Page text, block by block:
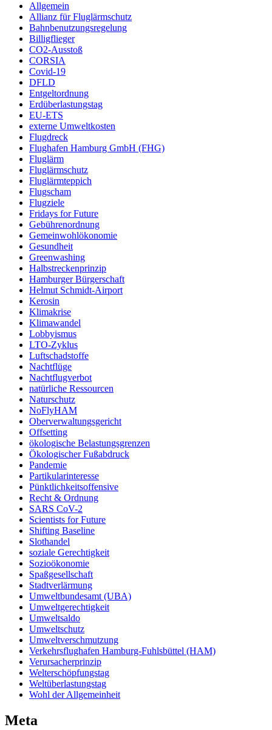
Allgemein
Allianz für Fluglärmschutz
Bahnbenutzungsregelung
Billigflieger
CO2-Ausstoß
CORSIA
Covid-19
DFLD
Entgeltordnung
Erdüberlastungstag
EU-ETS
externe Umweltkosten
Flugdreck
Flughafen Hamburg GmbH (FHG)
Fluglärm
Fluglärmschutz
Fluglärmteppich
Flugscham
Flugziele
Fridays for Future
Gebührenordnung
Gemeinwohlökonomie
Gesundheit
Greenwashing
Halbstreckenprinzip
Hamburger Bürgerschaft
Helmut Schmidt-Airport
Kerosin
Klimakrise
Klimawandel
Lobbyismus
LTO-Zyklus
Luftschadstoffe
Nachtflüge
Nachtflugverbot
natürliche Ressourcen
Naturschutz
NoFlyHAM
Oberverwaltungsgericht
Offsetting
ökologische Belastungsgrenzen
Ökologischer Fußabdruck
Pandemie
Partikularinteresse
Pünktlichkeitsoffensive
Recht & Ordnung
SARS CoV-2
Scientists for Future
Shifting Baseline
Slothandel
soziale Gerechtigkeit
Sozioökonomie
Spaßgesellschaft
Stadtverlärmung
Umweltbundesamt (UBA)
Umweltgerechtigkeit
Umweltsaldo
Umweltschutz
Umweltverschmutzung
Verkehrsflughafen Hamburg-Fuhlsbüttel (HAM)
Verursacherprinzip
Welterschöpfungstag
Weltüberlastungstag
Wohl der Allgemeinheit
Meta